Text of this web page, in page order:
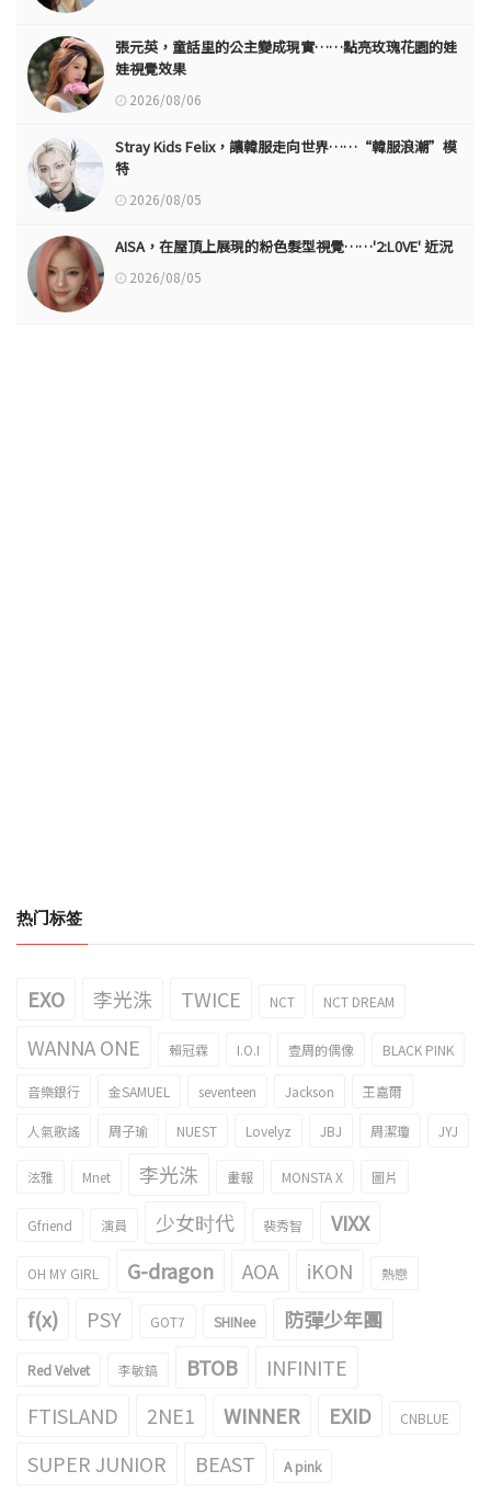
張元英，童話里的公主變成現實……點亮玫瑰花園的娃
娃視覺效果
2026/08/06
Stray Kids Felix，讓韓服走向世界……“韓服浪潮”模
特
2026/08/05
AISA，在屋頂上展現的粉色髮型視覺……'2:L0VE' 近況
2026/08/05
热门标签
EXO 李光洙 TWICE NCT NCT DREAM
WANNA ONE 賴冠霖 I.O.I 壹周的偶像 BLACK PINK
音樂銀行 金SAMUEL seventeen Jackson 王嘉爾
人氣歌謠 周子瑜 NUEST Lovelyz JBJ 周潔瓊 JYJ
泫雅 Mnet 李光洙 畫報 MONSTA X 圖片
Gfriend 演員 少女时代 裴秀智 VIXX
OH MY GIRL G-dragon AOA iKON 熱戀
f(x) PSY GOT7 SHINee 防彈少年團
Red Velvet 李敏鎬 BTOB
INFINITE
FTISLAND
2NE1 WINNER EXID CNBLUE
SUPER JUNIOR BEAST A pink